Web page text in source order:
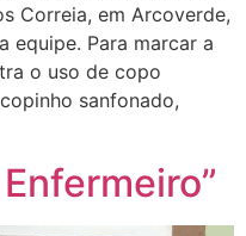
Correia, em Arcoverde,
equipe. Para marcar a
o uso de copo
sanfonado,